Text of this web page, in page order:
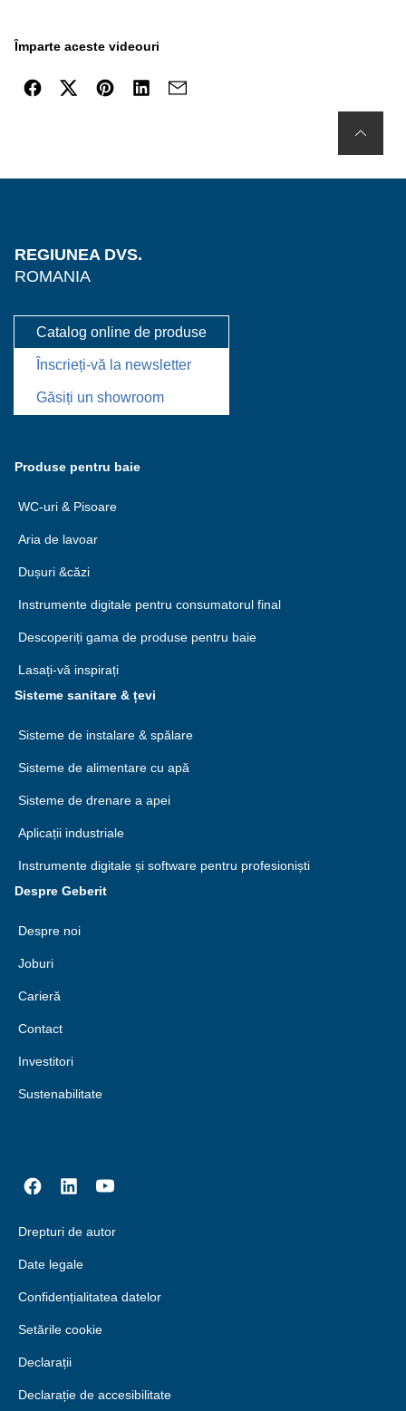
Împarte aceste videouri
REGIUNEA DVS.
ROMANIA
Catalog online de produse
Înscrieți-vă la newsletter
Găsiți un showroom
Produse pentru baie
WC-uri & Pisoare
Aria de lavoar
Dușuri &căzi
Instrumente digitale pentru consumatorul final
Descoperiți gama de produse pentru baie
Lasați-vă inspirați
Sisteme sanitare & țevi
Sisteme de instalare & spălare
Sisteme de alimentare cu apă
Sisteme de drenare a apei
Aplicații industriale
Instrumente digitale și software pentru profesioniști
Despre Geberit
Despre noi
Joburi
Carieră
Contact
Investitori
Sustenabilitate
Drepturi de autor
Date legale
Confidențialitatea datelor
Setările cookie
Declarații
Declarație de accesibilitate